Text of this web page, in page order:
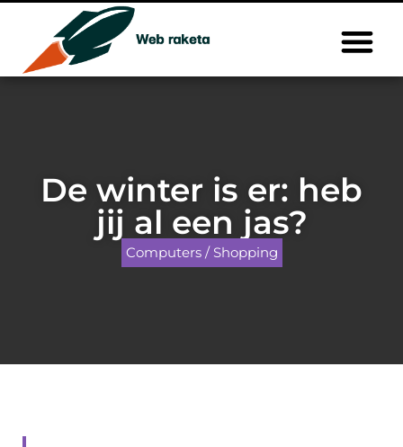
De winter is er: heb
jij al een jas?
Computers / Shopping